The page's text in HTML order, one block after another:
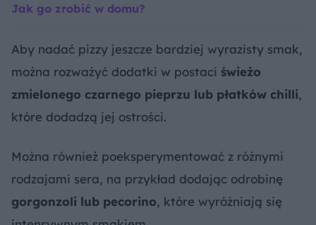
Jak go zrobić w domu?
Aby nadać pizzy jeszcze bardziej wyrazisty smak,
można rozważyć dodatki w postaci świeżo
zmielonego czarnego pieprzu lub płatków chilli,
które dodadzą jej ostrości.
Można również poeksperymentować z różnymi
rodzajami sera, na przykład dodając odrobinę
gorgonzoli lub pecorino, które wyróżniają się